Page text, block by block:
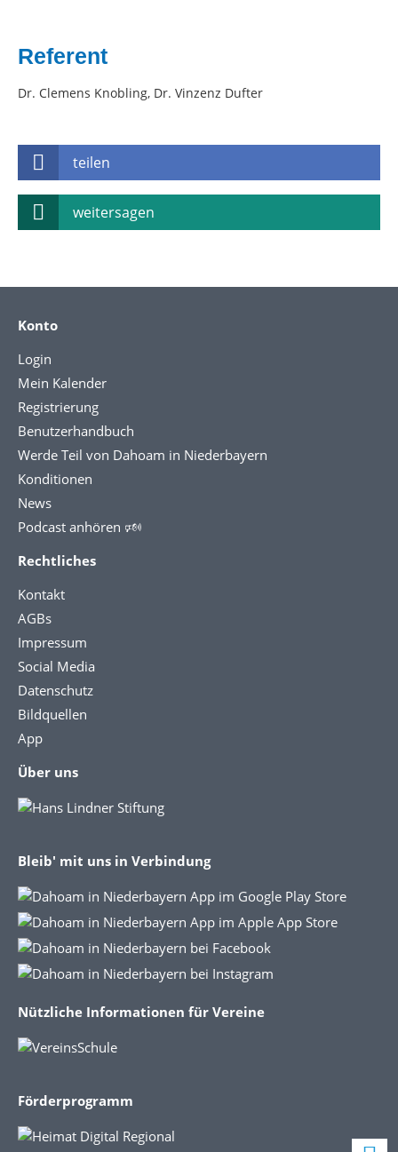
Referent
Dr. Clemens Knobling, Dr. Vinzenz Dufter
teilen
weitersagen
Konto
Login
Mein Kalender
Registrierung
Benutzerhandbuch
Werde Teil von Dahoam in Niederbayern
Konditionen
News
Podcast anhören 🕬
Rechtliches
Kontakt
AGBs
Impressum
Social Media
Datenschutz
Bildquellen
App
Über uns
Bleib' mit uns in Verbindung
Nützliche Informationen für Vereine
Förderprogramm